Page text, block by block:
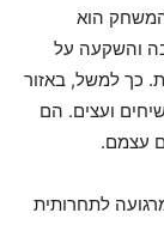
המשחק הוא
והשקעה על
כך למשל, באזור
ועצים. הם
עצמם.
לתחרותית